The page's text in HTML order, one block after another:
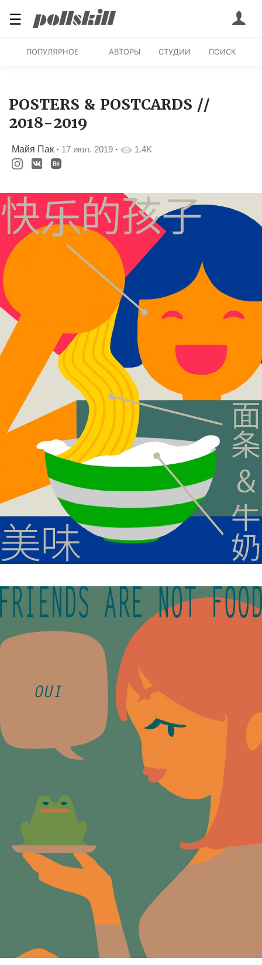
☰
ПОПУЛЯРНОЕ АВТОРЫ СТУДИИ ПОИСК
POSTERS & POSTCARDS //
2018-2019
Майя Пак · 17 июл. 2019 · 1.4K